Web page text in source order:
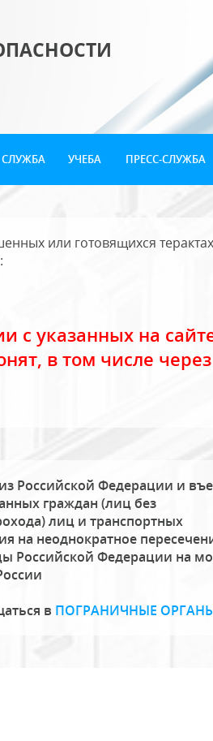
СЛУЖБА УЧЕБА ПРЕСС-СЛУЖБА
или готовящихся
с указанных на
в том числе через
Российской Федерации и
граждан (лиц без
лиц и транспортных
на неоднократное
Российской Федерации на
в ПОГРАНИЧНЫЕ